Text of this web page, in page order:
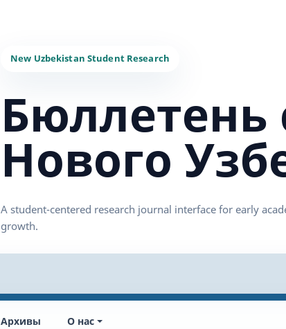
Бюллетень
Нового
Архивы О нас